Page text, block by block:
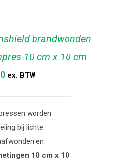
brandwonden
10 cm x 10 cm
ex. BTW
worden
bij lichte
en
10 cm x 10